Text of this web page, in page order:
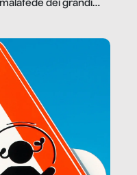
dei grandi